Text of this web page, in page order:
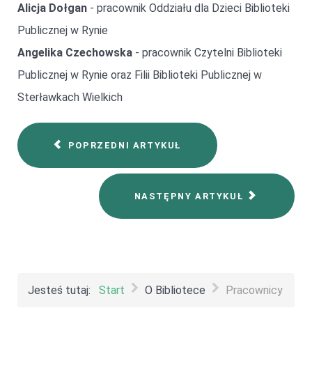
Alicja Dołgan - pracownik Oddziału dla Dzieci Biblioteki
Publicznej w Rynie
Angelika Czechowska - pracownik Czytelni Biblioteki
Publicznej w Rynie oraz Filii Biblioteki Publicznej w
Sterławkach Wielkich
POPRZEDNI ARTYKUŁ
NASTĘPNY ARTYKUŁ
Jesteś tutaj: Start O Bibliotece Pracownicy